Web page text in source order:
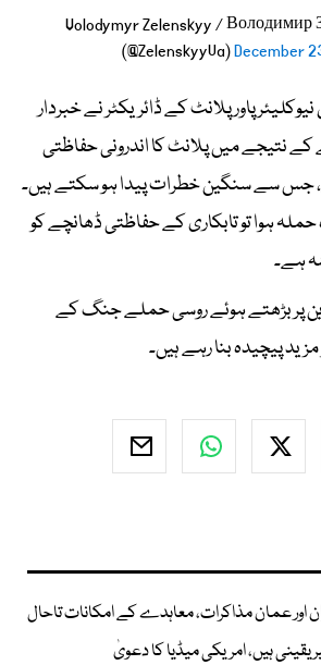
— Volodymyr Zelenskyy / Володимир
(@ZelenskyyUa)December
پاور پلانٹ کے ڈائریکٹر نے خبردار
نتیجے میں پلانٹ کا اندرونی حفاظتی
جس سے سنگین خطرات پیدا ہو سکتے ہیں۔
حملہ ہوا تو تابکاری کے حفاظتی ڈھانچے کو
ہے۔
پر بڑھتے ہوئے روسی حملے جنگ کے
پیچیدہ بنا رہے ہیں۔
اور عمان مذاکرات، معاہدے کے امکانات تاحال
یقینی ہیں، امریکی میڈیا کا دعویٰ